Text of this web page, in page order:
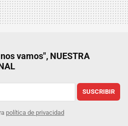
vamos", NUESTRA
SUSCRIBIR
política de privacidad